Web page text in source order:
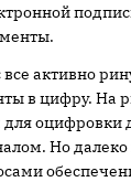
активно
в цифру. На
оцифровки
Но